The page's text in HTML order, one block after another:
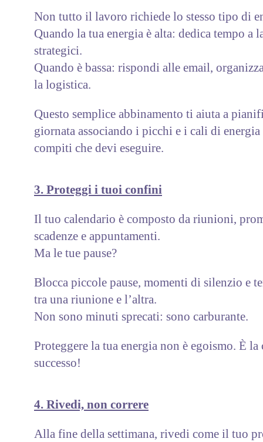
Non tutto il lavoro richiede lo stesso tipo di
Quando la tua energia è alta: dedica tempo a
strategici.
Quando è bassa: rispondi alle email,
la logistica.
Questo semplice abbinamento ti aiuta a
giornata associando i picchi e i cali di
compiti che devi eseguire.
3. Proteggi i tuoi confini
Il tuo calendario è composto da riunioni,
scadenze e appuntamenti.
Ma le tue pause?
Blocca piccole pause, momenti di silenzio e
tra una riunione e l’altra.
Non sono minuti sprecati: sono carburante.
Proteggere la tua energia non è egoismo. È
successo!
4. Rivedi, non correre
Alla fine della settimana, rivedi come il tuo